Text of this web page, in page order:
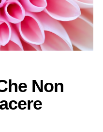
Non